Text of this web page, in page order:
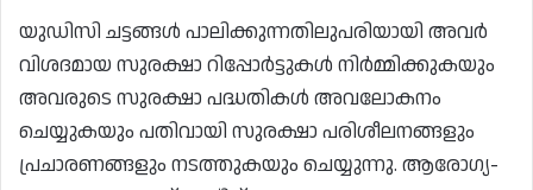
യുഡിസി ചട്ടങ്ങൾ പാലിക്കുന്നതിലുപരിയായി അവർ
വിശദമായ സുരക്ഷാ റിപ്പോർട്ടുകൾ നിർമ്മിക്കുകയും
അവരുടെ സുരക്ഷാ പദ്ധതികൾ അവലോകനം
ചെയ്യുകയും പതിവായി സുരക്ഷാ പരിശീലനങ്ങളും
പ്രചാരണങ്ങളും നടത്തുകയും ചെയ്യുന്നു. ആരോഗ്യ-